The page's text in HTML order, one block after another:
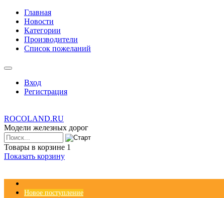
Главная
Новости
Категории
Производители
Список пожеланий
Вход
Регистрация
ROCOLAND.RU
Модели железных дорог
Товары в корзине 1
Показать корзину
Новое поступление